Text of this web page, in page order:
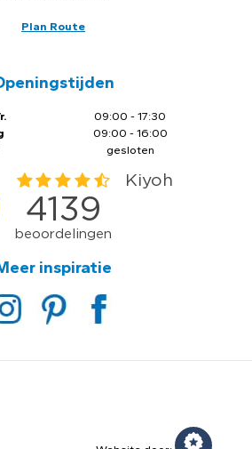
Plan Route
09:00 - 17:30
09:00 - 16:00
gesloten
inspiratie